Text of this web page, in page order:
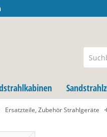
Ersatzteile, Zubehör Strahlgeräte